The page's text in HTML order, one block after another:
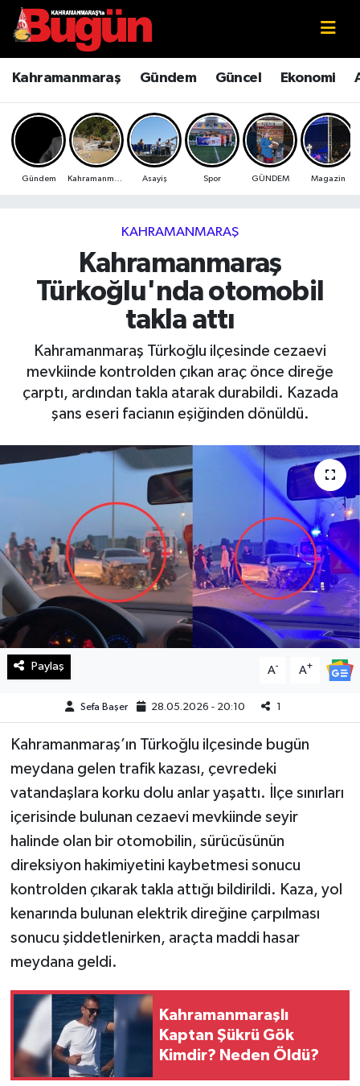
Kahramanmaraş Gündem Güncel Ekonomi
Gündem Asayiş Spor GÜNDEM Magazin
KAHRAMANMARAŞ
Kahramanmaraş
Türkoğlu'nda otomobil
takla attı
Kahramanmaraş Türkoğlu ilçesinde cezaevi
mevkiinde kontrolden çıkan araç önce direğe
çarptı, ardından takla atarak durabildi. Kazada
şans eseri facianın eşiğinden dönüldü.
Paylaş A- A+
Sefa Başer 28.05.2026 - 20:10 1
Kahramanmaraş’ın Türkoğlu ilçesinde bugün
meydana gelen trafik kazası, çevredeki
vatandaşlara korku dolu anlar yaşattı. İlçe sınırları
içerisinde bulunan cezaevi mevkiinde seyir
halinde olan bir otomobilin, sürücüsünün
direksiyon hakimiyetini kaybetmesi sonucu
kontrolden çıkarak takla attığı bildirildi. Kaza, yol
kenarında bulunan elektrik direğine çarpılması
sonucu şiddetlenirken, araçta maddi hasar
meydana geldi.
Kahramanmaraşlı
Kaptan Şükrü Gök
Kimdir? Neden Öldü?
Kahramanmaraş
Kahramanmaraş Sokak Röportajları
Bilim ve Teknoloji
Çevre
Ekonomi
Güncel
Haberde İnsan
Manşet Altı
Manşetler
Resmi İlan
Sağlık
Spor
Yaşam
KAHRAMANMARAŞ
Kahramanmaraş Nöbetçi Eczaneler
Kahramanmaraş Hava Durumu
Kahramanmaraş Namaz Vakitleri
Kahramanmaraş Trafik Yoğunluk Haritası
Süper Lig Puan Durumu ve Fikstür
Tüm Manşetler
Son Dakika Haberleri
Haber Arşivi